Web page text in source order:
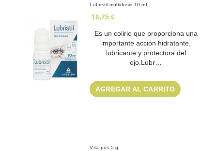
Lubristil multidosis 10 mL
16,75 €
Es un colirio que proporciona una
importante acción hidratante,
lubricante y protectora del
ojo.Lubr…
AGREGAR AL CARRITO
Vita-pos 5 g